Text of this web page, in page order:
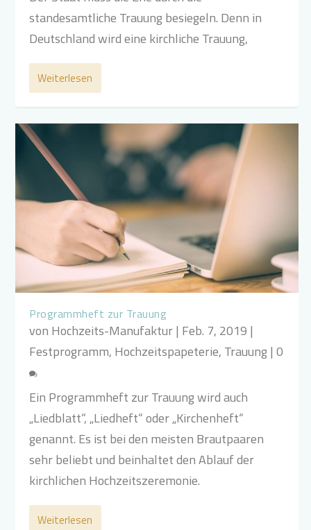
standesamtliche Trauung besiegeln. Denn in
Deutschland wird eine kirchliche Trauung,
Weiterlesen
Programmheft zur Trauung
von Hochzeits-Manufaktur| Feb. 7, 2019 |
Festprogramm, Hochzeitspapeterie, Trauung|0
Ein Programmheft zur Trauung wird auch
„Liedblatt“, „Liedheft“ oder „Kirchenheft“
genannt. Es ist bei den meisten Brautpaaren
sehr beliebt und beinhaltet den Ablauf der
kirchlichen Hochzeitszeremonie.
Weiterlesen